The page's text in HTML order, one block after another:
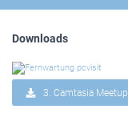
Downloads
3. Camtasia Meetup